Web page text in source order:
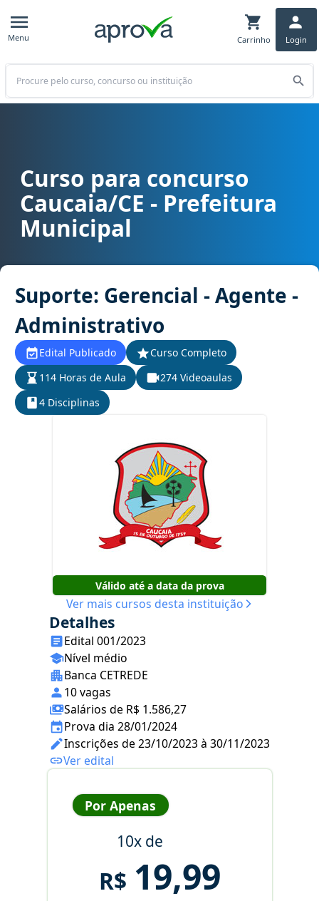
Menu Carrinho Login
Buscar
Curso para concurso Caucaia/CE - Prefeitura Municipal cargo
Curso para concurso
Caucaia/CE - Prefeitura
Municipal
Suporte: Gerencial - Agente -
Administrativo
Edital Publicado
Curso Completo
114 Horas de Aula
274 Videoaulas
4 Disciplinas
Válido até a data da prova
Ver mais cursos desta instituição
Detalhes
Edital 001/2023
Nível médio
Banca CETREDE
10 vagas
Salários de R$ 1.586,27
Prova dia 28/01/2024
Inscrições de 23/10/2023 à 30/11/2023
Ver edital
Por Apenas
10x de
R$ 19,99